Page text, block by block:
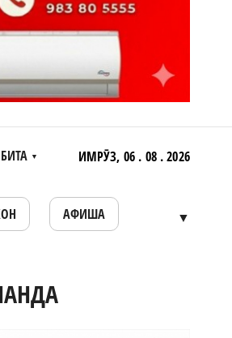
▼ ИМРӮЗ, 06 . 08 . 2026
АФИША ▼